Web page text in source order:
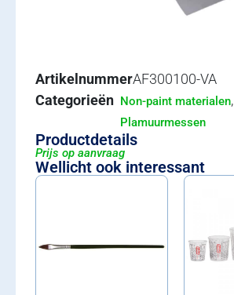
ArtikelnummerAF300100-VA
Categorieën Non-paint materialen,
Plamuurmessen
Productdetails
Prijs op aanvraag
Wellicht ook interessant